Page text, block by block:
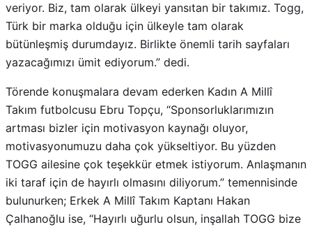
veriyor. Biz, tam olarak ülkeyi yansıtan bir takımız. Togg,
Türk bir marka olduğu için ülkeyle tam olarak
bütünleşmiş durumdayız. Birlikte önemli tarih sayfaları
yazacağımızı ümit ediyorum.” dedi.
Törende konuşmalara devam ederken Kadın A Millî
Takım futbolcusu Ebru Topçu, “Sponsorluklarımızın
artması bizler için motivasyon kaynağı oluyor,
motivasyonumuzu daha çok yükseltiyor. Bu yüzden
TOGG ailesine çok teşekkür etmek istiyorum. Anlaşmanın
iki taraf için de hayırlı olmasını diliyorum.” temennisinde
bulunurken; Erkek A Millî Takım Kaptanı Hakan
Çalhanoğlu ise, “Hayırlı uğurlu olsun, inşallah TOGG bize